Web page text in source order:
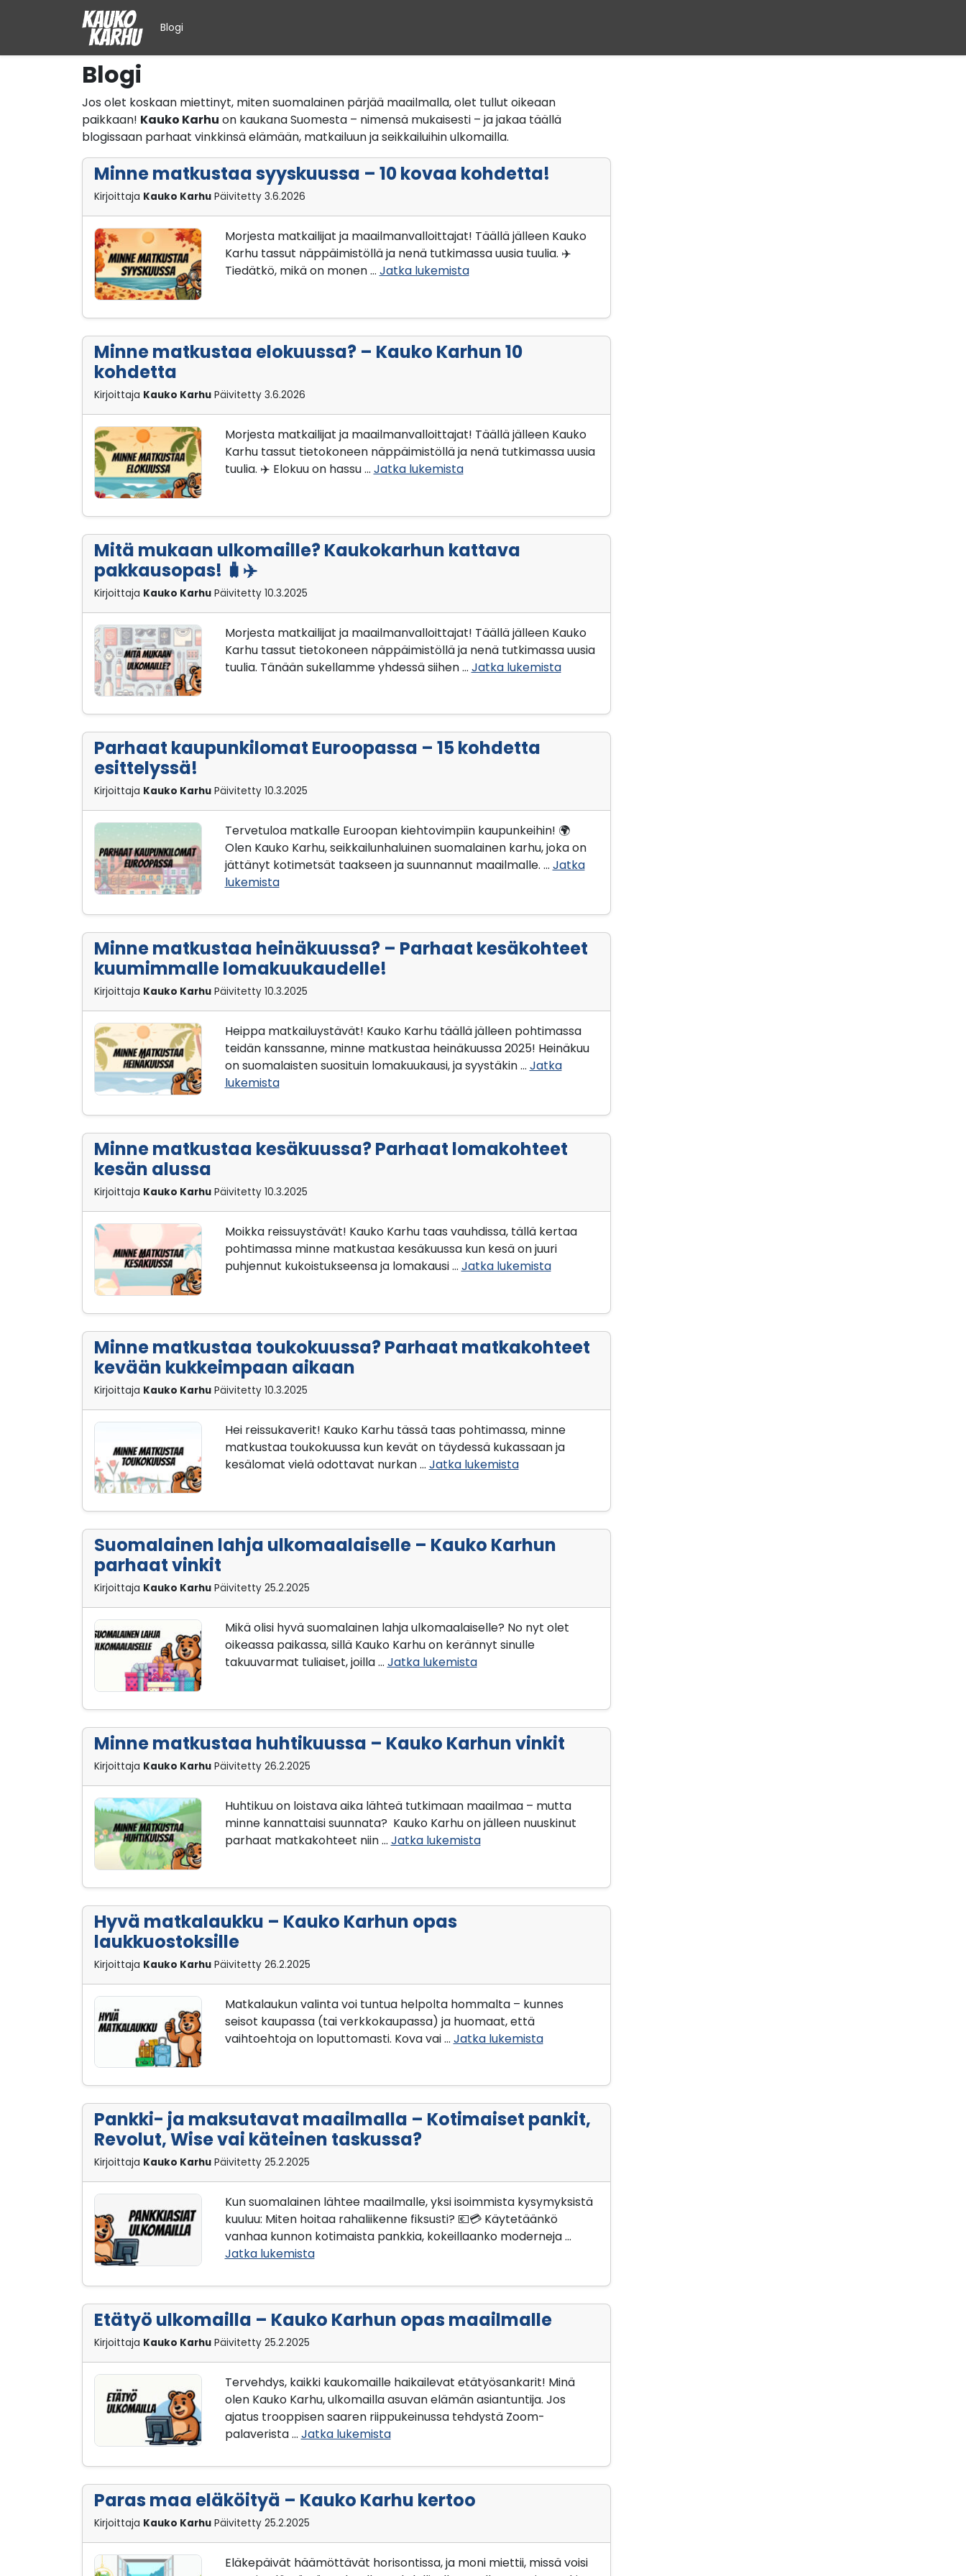
Blogi
Blogi
Jos olet koskaan miettinyt, miten suomalainen pärjää maailmalla, olet tullut oikeaan
paikkaan! Kauko Karhu on kaukana Suomesta – nimensä mukaisesti – ja jakaa täällä
blogissaan parhaat vinkkinsä elämään, matkailuun ja seikkailuihin ulkomailla.
Minne matkustaa syyskuussa – 10 kovaa kohdetta!
Kirjoittaja Kauko Karhu Päivitetty 3.6.2026
Morjesta matkailijat ja maailmanvalloittajat! Täällä jälleen Kauko
Karhu tassut näppäimistöllä ja nenä tutkimassa uusia tuulia. ✈️
Tiedätkö, mikä on monen … Jatka lukemista
Minne matkustaa elokuussa? – Kauko Karhun 10
kohdetta
Kirjoittaja Kauko Karhu Päivitetty 3.6.2026
Morjesta matkailijat ja maailmanvalloittajat! Täällä jälleen Kauko
Karhu tassut tietokoneen näppäimistöllä ja nenä tutkimassa uusia
tuulia. ✈️ Elokuu on hassu … Jatka lukemista
Mitä mukaan ulkomaille? Kaukokarhun kattava
pakkausopas! 🧳✈️
Kirjoittaja Kauko Karhu Päivitetty 10.3.2025
Morjesta matkailijat ja maailmanvalloittajat! Täällä jälleen Kauko
Karhu tassut tietokoneen näppäimistöllä ja nenä tutkimassa uusia
tuulia. Tänään sukellamme yhdessä siihen … Jatka lukemista
Parhaat kaupunkilomat Euroopassa – 15 kohdetta
esittelyssä!
Kirjoittaja Kauko Karhu Päivitetty 10.3.2025
Tervetuloa matkalle Euroopan kiehtovimpiin kaupunkeihin! 🌍
Olen Kauko Karhu, seikkailunhaluinen suomalainen karhu, joka on
jättänyt kotimetsät taakseen ja suunnannut maailmalle. … Jatka
lukemista
Minne matkustaa heinäkuussa? – Parhaat kesäkohteet
kuumimmalle lomakuukaudelle!
Kirjoittaja Kauko Karhu Päivitetty 10.3.2025
Heippa matkailuystävät! Kauko Karhu täällä jälleen pohtimassa
teidän kanssanne, minne matkustaa heinäkuussa 2025! Heinäkuu
on suomalaisten suosituin lomakuukausi, ja syystäkin … Jatka
lukemista
Minne matkustaa kesäkuussa? Parhaat lomakohteet
kesän alussa
Kirjoittaja Kauko Karhu Päivitetty 10.3.2025
Moikka reissuystävät! Kauko Karhu taas vauhdissa, tällä kertaa
pohtimassa minne matkustaa kesäkuussa kun kesä on juuri
puhjennut kukoistukseensa ja lomakausi … Jatka lukemista
Minne matkustaa toukokuussa? Parhaat matkakohteet
kevään kukkeimpaan aikaan
Kirjoittaja Kauko Karhu Päivitetty 10.3.2025
Hei reissukaverit! Kauko Karhu tässä taas pohtimassa, minne
matkustaa toukokuussa kun kevät on täydessä kukassaan ja
kesälomat vielä odottavat nurkan … Jatka lukemista
Suomalainen lahja ulkomaalaiselle – Kauko Karhun
parhaat vinkit
Kirjoittaja Kauko Karhu Päivitetty 25.2.2025
Mikä olisi hyvä suomalainen lahja ulkomaalaiselle? No nyt olet
oikeassa paikassa, sillä Kauko Karhu on kerännyt sinulle
takuuvarmat tuliaiset, joilla … Jatka lukemista
Minne matkustaa huhtikuussa – Kauko Karhun vinkit
Kirjoittaja Kauko Karhu Päivitetty 26.2.2025
Huhtikuu on loistava aika lähteä tutkimaan maailmaa – mutta
minne kannattaisi suunnata? Kauko Karhu on jälleen nuuskinut
parhaat matkakohteet niin … Jatka lukemista
Hyvä matkalaukku – Kauko Karhun opas
laukkuostoksille
Kirjoittaja Kauko Karhu Päivitetty 26.2.2025
Matkalaukun valinta voi tuntua helpolta hommalta – kunnes
seisot kaupassa (tai verkkokaupassa) ja huomaat, että
vaihtoehtoja on loputtomasti. Kova vai … Jatka lukemista
Pankki- ja maksutavat maailmalla – Kotimaiset pankit,
Revolut, Wise vai käteinen taskussa?
Kirjoittaja Kauko Karhu Päivitetty 25.2.2025
Kun suomalainen lähtee maailmalle, yksi isoimmista kysymyksistä
kuuluu: Miten hoitaa rahaliikenne fiksusti? 💶💳 Käytetäänkö
vanhaa kunnon kotimaista pankkia, kokeillaanko moderneja …
Jatka lukemista
Etätyö ulkomailla – Kauko Karhun opas maailmalle
Kirjoittaja Kauko Karhu Päivitetty 25.2.2025
Tervehdys, kaikki kaukomaille haikailevat etätyösankarit! Minä
olen Kauko Karhu, ulkomailla asuvan elämän asiantuntija. Jos
ajatus trooppisen saaren riippukeinussa tehdystä Zoom-
palaverista … Jatka lukemista
Paras maa eläköityä – Kauko Karhu kertoo
Kirjoittaja Kauko Karhu Päivitetty 25.2.2025
Eläkepäivät häämöttävät horisontissa, ja moni miettii, missä voisi